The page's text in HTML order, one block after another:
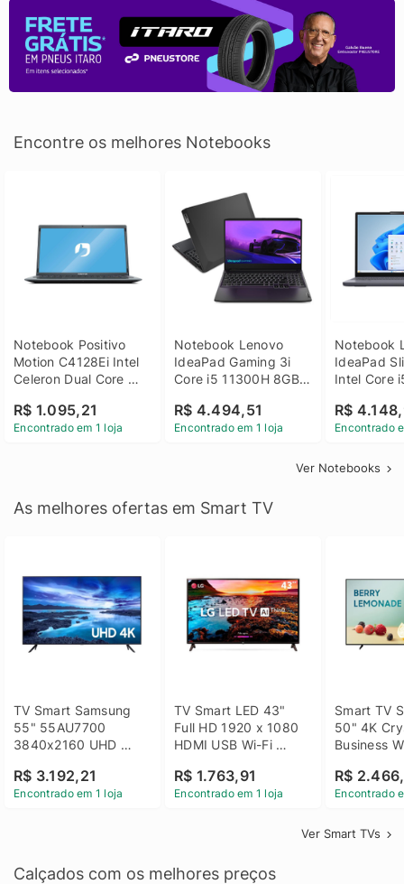
Encontre os melhores Notebooks
Notebook Positivo
Motion C4128Ei Intel
Celeron Dual Core
Linux 14 - 3002181
R$ 1.095,21
Encontrado em 1 loja
Notebook Lenovo
IdeaPad Gaming 3i
Core i5 11300H 8GB
GTX 1650 4GB 15.6
FHD Linux - Preto
R$ 4.494,51
Encontrado em 1 loja
Notebook
IdeaPad
Intel Core
SSD Win
R$
Encontrado
Ver Notebooks
As melhores ofertas em Smart TV
TV Smart Samsung
55" 55AU7700
3840x2160 UHD
Bluetooth
R$ 3.192,21
Encontrado em 1 loja
TV Smart LED 43"
Full HD 1920 x 1080
HDMI USB Wi-Fi
43LM631C0SB LG
R$ 1.763,91
Encontrado em 1 loja
Smart TV
50" 4K
Business
R$
Encontrado
Ver Smart TVs
Calçados com os melhores preços